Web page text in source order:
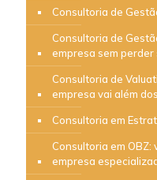
Consultoria de
Consultoria de
empresa sem perder
Consultoria de
empresa vai além
Consultoria em
Consultoria em
empresa